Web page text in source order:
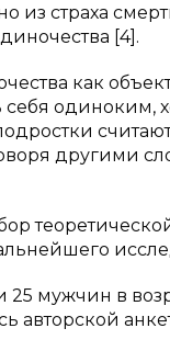
из страха
[4].
как
одиноким,
другими
мужчин в
авторской